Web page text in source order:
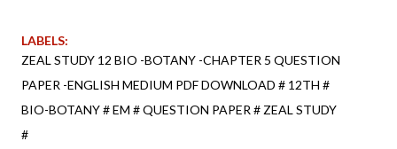
LABELS:
ZEAL STUDY 12 BIO -BOTANY -CHAPTER 5 QUESTION
PAPER -ENGLISH MEDIUM PDF DOWNLOAD # 12TH #
BIO-BOTANY # EM # QUESTION PAPER # ZEAL STUDY
#